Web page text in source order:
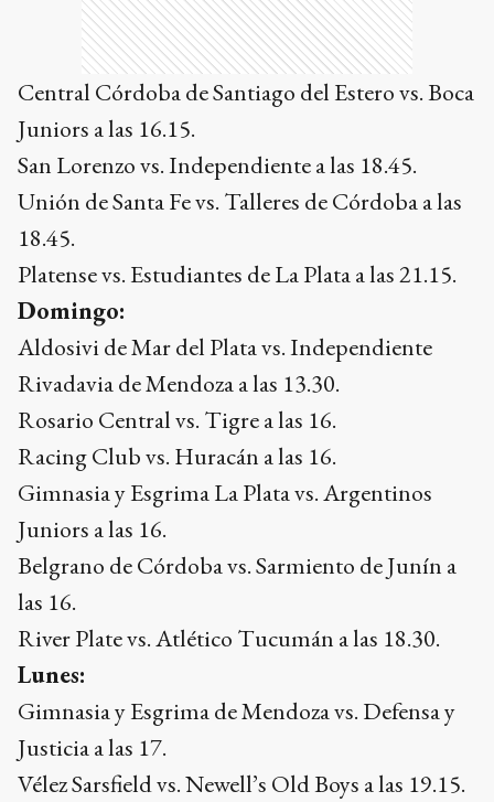
Central Córdoba de Santiago del Estero vs. Boca
Juniors a las 16.15.
San Lorenzo vs. Independiente a las 18.45.
Unión de Santa Fe vs. Talleres de Córdoba a las
18.45.
Platense vs. Estudiantes de La Plata a las 21.15.
Domingo:
Aldosivi de Mar del Plata vs. Independiente
Rivadavia de Mendoza a las 13.30.
Rosario Central vs. Tigre a las 16.
Racing Club vs. Huracán a las 16.
Gimnasia y Esgrima La Plata vs. Argentinos
Juniors a las 16.
Belgrano de Córdoba vs. Sarmiento de Junín a
las 16.
River Plate vs. Atlético Tucumán a las 18.30.
Lunes:
Gimnasia y Esgrima de Mendoza vs. Defensa y
Justicia a las 17.
Vélez Sarsfield vs. Newell’s Old Boys a las 19.15.